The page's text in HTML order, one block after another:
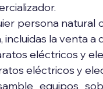
persona natural
incluidas la venta a
eléctricos y
eléctricos y
equipos